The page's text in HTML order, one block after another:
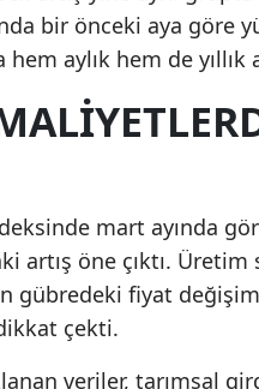
bir önceki aya göre
aylık hem de yıllık
mart ayında
artış öne çıktı.
gübredeki fiyat
çekti.
veriler, tarımsal